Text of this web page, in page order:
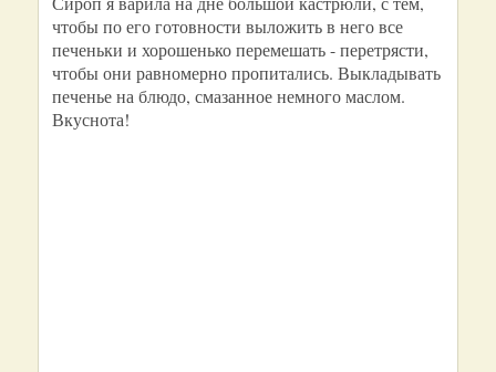
чтобы по его готовности выложить в него все
печеньки и хорошенько перемешать - перетрясти,
чтобы они равномерно пропитались. Выкладывать
печенье на блюдо, смазанное немного маслом.
Вкуснота!